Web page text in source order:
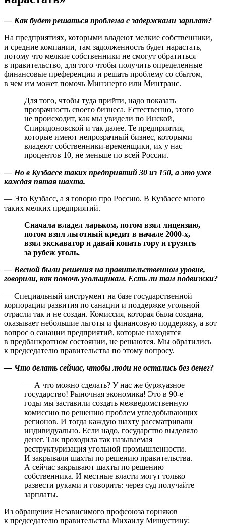
— Как будет решаться проблема с задержками зарплат?
На предприятиях, которыми владеют мелкие собственники,
и средние компании, там задолженность будет нарастать,
потому что мелкие собственники не смогут обратиться
в правительство, для того чтобы получить определенные
финансовые преференции и решать проблему со сбытом,
в чем им может помочь Минэнерго или Минтранс.
Для того, чтобы туда прийти, надо показать
прозрачность своего бизнеса. Естественно, этого
не происходит, как мы увидели по Инской,
Спиридоновской и так далее. Те предприятия,
которые имеют непрозрачный бизнес, которыми
владеют собственники-временщики, их у нас
процентов 10, не меньше по всей России.
— Но в Кузбассе таких предприятий 30 из 150, а это уже
каждая пятая шахта.
— Это Кузбасс, а я говорю про Россию. В Кузбассе много
таких мелких предприятий.
Сначала владел ларьком, потом взял лицензию,
потом взял льготный кредит в начале 2000-х,
взял экскаватор и давай копать гору и грузить
за рубеж уголь.
— Весной были решения на правительственном уровне,
говорили, как помочь угольщикам. Есть ли там подвижки?
— Специальный инструмент на базе государственной
корпорации развития по санации и поддержке угольной
отрасли так и не создан. Комиссия, которая была создана,
оказывает небольшие льготы и финансовую поддержку, а вот
вопрос о санации предприятий, которые находятся
в предбанкротном состоянии, не решаются. Мы обратились
к председателю правительства по этому вопросу.
— Что делать сейчас, чтобы люди не остались без денег?
— А что можно сделать? У нас же буржуазное
государство! Рыночная экономика! Это в 90-е
годы мы заставили создать межведомственную
комиссию по решению проблем угледобывающих
регионов. И тогда каждую шахту рассматривали
индивидуально. Если надо, государство выделяло
денег. Так проходила так называемая
реструктуризация угольной промышленности.
И закрывали шахты по решению правительства.
А сейчас закрывают шахты по решению
собственника. И местные власти могут только
развести руками и говорить: через суд получайте
зарплаты.
Из обращения Независимого профсоюза горняков
к председателю правительства Михаилу Мишустину: